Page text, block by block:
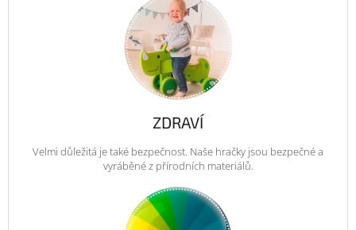
ZDRAVÍ
Velmi důležitá je také bezpečnost. Naše hračky jsou bezpečné a
vyráběné z přírodních materiálů.